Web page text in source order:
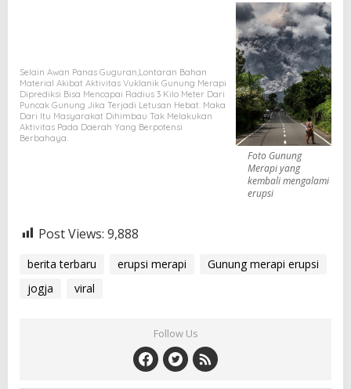
Selain Awan Panas Guguran,lontaran Bahan
Material Akibat Aktivitas Vuklanik Gunung Merapi
Diprediksi Bisa Mencapai Radius 3 Kilo Meter Dari
Puncak Gunung Jika Terjadi Letusan Hebat. Maka
Dari Itu Masyarakat Dihimbau Tak Melakukan
Aktivitas Pada Daerah Yang Berpotensi
Berbahaya.
Foto Gunung
Merapi yang
kembali mengalami
erupsi
Post Views: 9,888
berita terbaru erupsi merapi
Gunung merapi erupsi
jogja
viral
Follow Us